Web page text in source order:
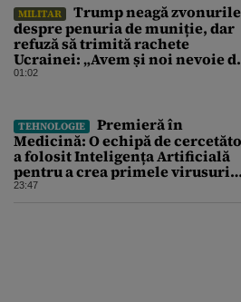
MILITAR
Trump neagă zvonurile
despre penuria de muniție, dar
refuză să trimită rachete
Ucrainei: „Avem și noi nevoie
rachete”
01:02
TEHNOLOGIE
Premieră în
Medicină: O echipă de
a folosit Inteligența Artificială
pentru a crea primele virusuri
sintetice la tratarea de E.coli
23:47